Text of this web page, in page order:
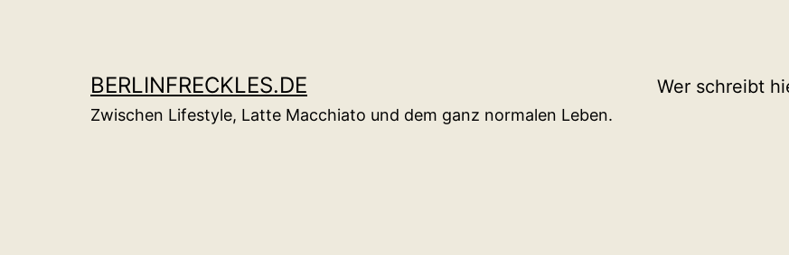
BERLINFRECKLES.DE
Zwischen Lifestyle, Latte Macchiato und dem ganz normalen Leben.
Wer schreibt